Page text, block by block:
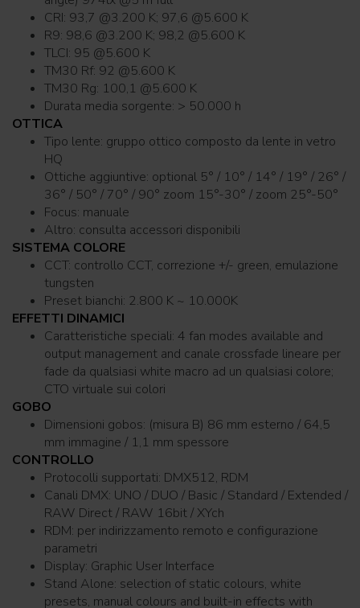
CRI: 93,7 @3.200 K; 97,6 @5.600 K
R9: 98,6 @3.200 K; 98,2 @5.600 K
TLCI: 95 @5.600 K
TM30 Rf: 92 @5.600 K
TM30 Rg: 100,1 @5.600 K
Durata media sorgente: > 50.000 h
OTTICA
Tipo lente: gruppo ottico composto da lente in vetro
HQ
Ottiche aggiuntive: optional 5° / 10° / 14° / 19° / 26° /
36° / 50° / 70° / 90° zoom 15°-30° / zoom 25°-50°
Focus: manuale
Altro: consulta accessori disponibili
SISTEMA COLORE
CCT: controllo CCT, correzione +/- green, emulazione
tungsten
Preset bianchi: 2.800 K ~ 10.000K
EFFETTI DINAMICI
Caratteristiche speciali: 4 fan modes available and
output management and canale crossfade lineare per
fade da qualsiasi white macro ad un qualsiasi colore;
CTO virtuale sui colori
GOBO
Dimensioni gobos: (misura B) 86 mm esterno / 64,5
mm immagine / 1,1 mm spessore
CONTROLLO
Protocolli supportati: DMX512, RDM
Canali DMX: UNO / DUO / Basic / Standard / Extended /
RAW Direct / RAW 16bit / XYch
RDM: per indirizzamento remoto e configurazione
parametri
Display: Graphic User Interface
Stand Alone: selection of static colours, white
presets, manual colours and built-in effects with